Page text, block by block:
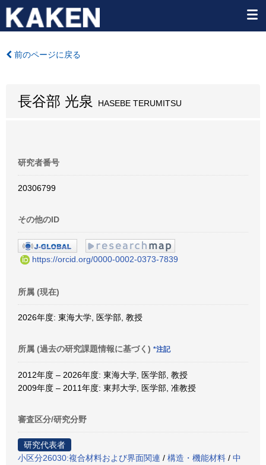
前のページに戻る
長谷部 光泉 HASEBE TERUMITSU
研究者番号
20306799
その他のID
https://orcid.org/0000-0002-0373-7839
所属 (現在)
2026年度: 東海大学, 医学部, 教授
所属 (過去の研究課題情報に基づく) *注記
2012年度 – 2026年度: 東海大学, 医学部, 教授
2009年度 – 2011年度: 東邦大学, 医学部, 准教授
審査区分/研究分野
研究代表者
小区分26030:複合材料および界面関連 / 構造・機能材料 / 中